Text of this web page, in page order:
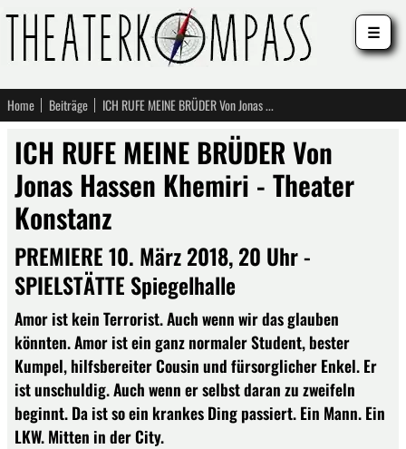
Home Beiträge ICH RUFE MEINE BRÜDER Von Jonas Hassen Khemiri - Theater Konstanz
ICH RUFE MEINE BRÜDER Von
Jonas Hassen Khemiri - Theater
Konstanz
PREMIERE 10. März 2018, 20 Uhr -
SPIELSTÄTTE Spiegelhalle
Amor ist kein Terrorist. Auch wenn wir das glauben
könnten. Amor ist ein ganz normaler Student, bester
Kumpel, hilfsbereiter Cousin und fürsorglicher Enkel. Er
ist unschuldig. Auch wenn er selbst daran zu zweifeln
beginnt. Da ist so ein krankes Ding passiert. Ein Mann. Ein
LKW. Mitten in der City.
☰